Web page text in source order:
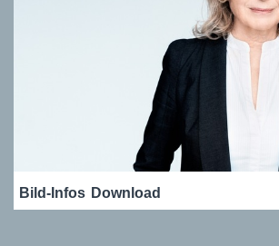
Bild-Infos Download